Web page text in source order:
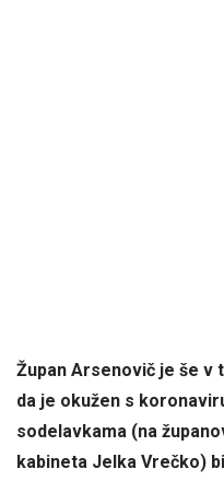
Župan Arsenovič je še v
da je okužen s
sodelavkama (na
kabineta Jelka Vrečko)